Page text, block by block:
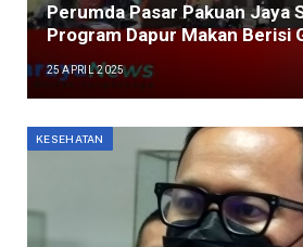
Perumda Pasar Pakuan Jaya
Program Dapur Makan Berisi
25 APRIL 2025
KESEHATAN